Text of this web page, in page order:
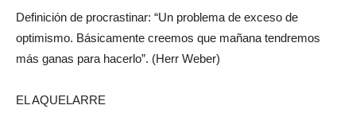
Definición de procrastinar: “Un problema de exceso de
optimismo. Básicamente creemos que mañana tendremos
más ganas para hacerlo”. (Herr Weber)
EL AQUELARRE